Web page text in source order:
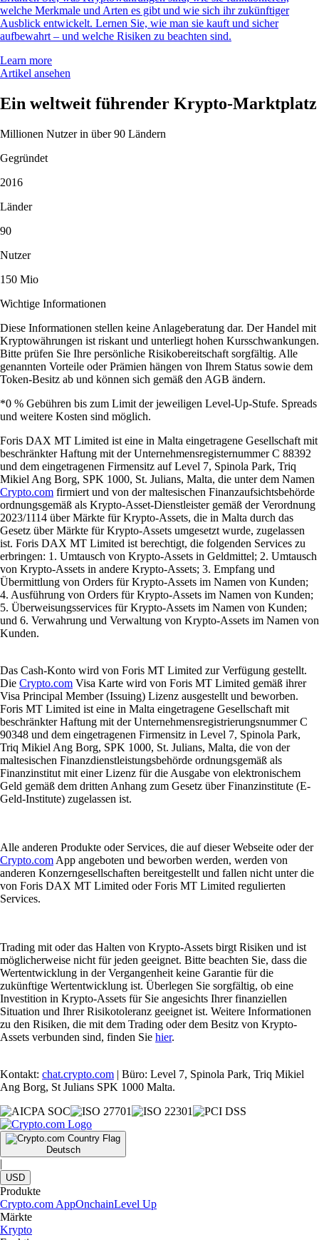
welche Merkmale und Arten es gibt und wie sich ihr zukünftiger
Ausblick entwickelt. Lernen Sie, wie man sie kauft und sicher
aufbewahrt – und welche Risiken zu beachten sind.
Learn more
Artikel ansehen
Ein weltweit führender Krypto-Marktplatz
Millionen Nutzer in über 90 Ländern
Gegründet
2016
Länder
90
Nutzer
150 Mio
Wichtige Informationen
Diese Informationen stellen keine Anlageberatung dar. Der Handel mit
Kryptowährungen ist riskant und unterliegt hohen Kursschwankungen.
Bitte prüfen Sie Ihre persönliche Risikobereitschaft sorgfältig. Alle
genannten Vorteile oder Prämien hängen von Ihrem Status sowie dem
Token-Besitz ab und können sich gemäß den AGB ändern.
*0 % Gebühren bis zum Limit der jeweiligen Level-Up-Stufe. Spreads
und weitere Kosten sind möglich.
Foris DAX MT Limited ist eine in Malta eingetragene Gesellschaft mit
beschränkter Haftung mit der Unternehmensregisternummer C 88392
und dem eingetragenen Firmensitz auf Level 7, Spinola Park, Triq
Mikiel Ang Borg, SPK 1000, St. Julians, Malta, die unter dem Namen
Crypto.com firmiert und von der maltesischen Finanzaufsichtsbehörde
ordnungsgemäß als Krypto-Asset-Dienstleister gemäß der Verordnung
2023/1114 über Märkte für Krypto-Assets, die in Malta durch das
Gesetz über Märkte für Krypto-Assets umgesetzt wurde, zugelassen
ist. Foris DAX MT Limited ist berechtigt, die folgenden Services zu
erbringen: 1. Umtausch von Krypto-Assets in Geldmittel; 2. Umtausch
von Krypto-Assets in andere Krypto-Assets; 3. Empfang und
Übermittlung von Orders für Krypto-Assets im Namen von Kunden;
4. Ausführung von Orders für Krypto-Assets im Namen von Kunden;
5. Überweisungsservices für Krypto-Assets im Namen von Kunden;
und 6. Verwahrung und Verwaltung von Krypto-Assets im Namen von
Kunden.
Das Cash-Konto wird von Foris MT Limited zur Verfügung gestellt.
Die Crypto.com Visa Karte wird von Foris MT Limited gemäß ihrer
Visa Principal Member (Issuing) Lizenz ausgestellt und beworben.
Foris MT Limited ist eine in Malta eingetragene Gesellschaft mit
beschränkter Haftung mit der Unternehmensregistrierungsnummer C
90348 und dem eingetragenen Firmensitz in Level 7, Spinola Park,
Triq Mikiel Ang Borg, SPK 1000, St. Julians, Malta, die von der
maltesischen Finanzdienstleistungsbehörde ordnungsgemäß als
Finanzinstitut mit einer Lizenz für die Ausgabe von elektronischem
Geld gemäß dem dritten Anhang zum Gesetz über Finanzinstitute (E-
Geld-Institute) zugelassen ist.
Alle anderen Produkte oder Services, die auf dieser Webseite oder der
Crypto.com App angeboten und beworben werden, werden von
anderen Konzerngesellschaften bereitgestellt und fallen nicht unter die
von Foris DAX MT Limited oder Foris MT Limited regulierten
Services.
Trading mit oder das Halten von Krypto-Assets birgt Risiken und ist
möglicherweise nicht für jeden geeignet. Bitte beachten Sie, dass die
Wertentwicklung in der Vergangenheit keine Garantie für die
zukünftige Wertentwicklung ist. Überlegen Sie sorgfältig, ob eine
Investition in Krypto-Assets für Sie angesichts Ihrer finanziellen
Situation und Ihrer Risikotoleranz geeignet ist. Weitere Informationen
zu den Risiken, die mit dem Trading oder dem Besitz von Krypto-
Assets verbunden sind, finden Sie hier.
Kontakt: chat.crypto.com | Büro: Level 7, Spinola Park, Triq Mikiel
Ang Borg, St Julians SPK 1000 Malta.
Deutsch
|
USD
Produkte
Crypto.com AppOnchainLevel Up
Märkte
Krypto